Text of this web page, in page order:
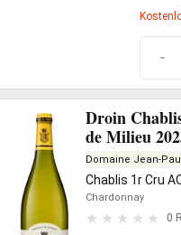
-
Droin
de Milieu
Domaine Jean-
Chablis 1r Cru
Chardonnay
0